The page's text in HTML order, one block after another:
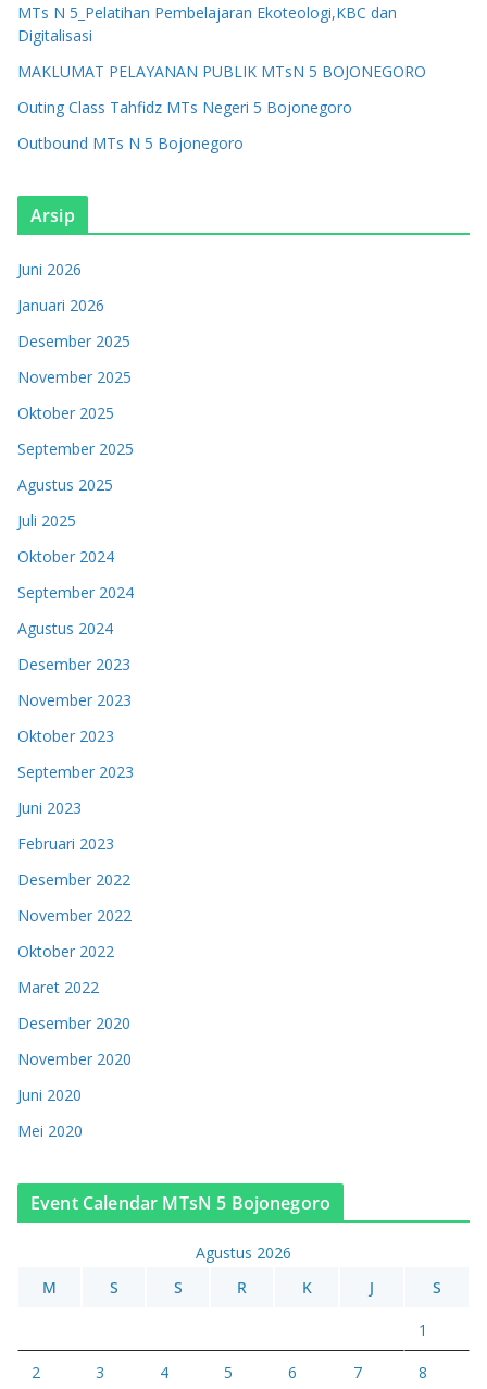
MTs N 5_Pelatihan Pembelajaran Ekoteologi,KBC dan
Digitalisasi
MAKLUMAT PELAYANAN PUBLIK MTsN 5 BOJONEGORO
Outing Class Tahfidz MTs Negeri 5 Bojonegoro
Outbound MTs N 5 Bojonegoro
Arsip
Juni 2026
Januari 2026
Desember 2025
November 2025
Oktober 2025
September 2025
Agustus 2025
Juli 2025
Oktober 2024
September 2024
Agustus 2024
Desember 2023
November 2023
Oktober 2023
September 2023
Juni 2023
Februari 2023
Desember 2022
November 2022
Oktober 2022
Maret 2022
Desember 2020
November 2020
Juni 2020
Mei 2020
Event Calendar MTsN 5 Bojonegoro
Agustus 2026
M
S S R K J S
1
2 3 4 5 6 7 8